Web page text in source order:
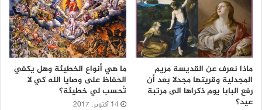
ماذا نعرف عن القديسة مريم
المجدلية وقريتها مجدلا بعد أن
رفع البابا يوم ذكراها الى مرتبة
عيد؟
ما هي أنواع الخطيئة وهل يكفي
الحفاظ على وصايا الله كي لا
تُحسب لي خطيئة؟
14 أكتوبر، 2017